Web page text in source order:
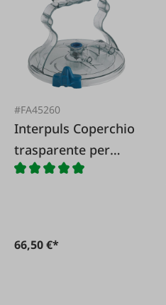
#FA45260
Interpuls Coperchio
trasparente per
secchio per
66,50 €*